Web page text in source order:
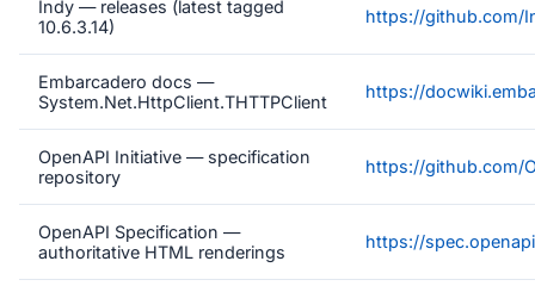
Indy — releases (latest tagged
10.6.3.14)
https://github.com/
Embarcadero docs —
System.Net.HttpClient.THTTPClient
https://
OpenAPI Initiative — specification
repository
https://github.com/
OpenAPI Specification —
authoritative HTML renderings
https://